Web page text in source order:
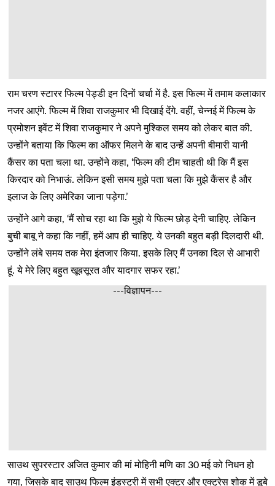
राम चरण स्टारर फिल्म पेड्डी इन दिनों चर्चा में है. इस फिल्म में तमाम कलाकार
नजर आएंगे. फिल्म में शिवा राजकुमार भी दिखाई देंगे. वहीं, चेन्नई में फिल्म के
प्रमोशन इवेंट में शिवा राजकुमार ने अपने मुश्किल समय को लेकर बात की.
उन्होंने बताया कि फिल्म का ऑफर मिलने के बाद उन्हें अपनी बीमारी यानी
कैंसर का पता चला था. उन्होंने कहा, ‘फिल्म की टीम चाहती थी कि मैं इस
किरदार को निभाऊं. लेकिन इसी समय मुझे पता चला कि मुझे कैंसर है और
इलाज के लिए अमेरिका जाना पड़ेगा.’
उन्होंने आगे कहा, ‘मैं सोच रहा था कि मुझे ये फिल्म छोड़ देनी चाहिए. लेकिन
बुची बाबू ने कहा कि नहीं, हमें आप ही चाहिए. ये उनकी बहुत बड़ी दिलदारी थी.
उन्होंने लंबे समय तक मेरा इंतजार किया. इसके लिए मैं उनका दिल से आभारी
हूं. ये मेरे लिए बहुत खूबसूरत और यादगार सफर रहा.’
---विज्ञापन---
साउथ सुपरस्टार अजित कुमार की मां मोहिनी मणि का 30 मई को निधन हो
गया, जिसके बाद साउथ फिल्म इंडस्ट्री में सभी एक्टर और एक्ट्रेस शोक में डूबे